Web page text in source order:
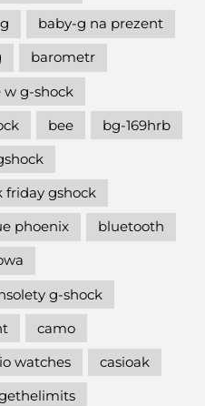
baby-g na prezent
barometr
w g-shock
bee
bg-169hrb
friday gshock
phoenix
bluetooth
g-shock
camo
watches
casioak